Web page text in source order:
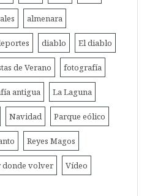
almenara
diablo El diablo
de Verano fotografía
antigua La Laguna
Navidad Parque eólico
Reyes Magos
donde volver Vídeo